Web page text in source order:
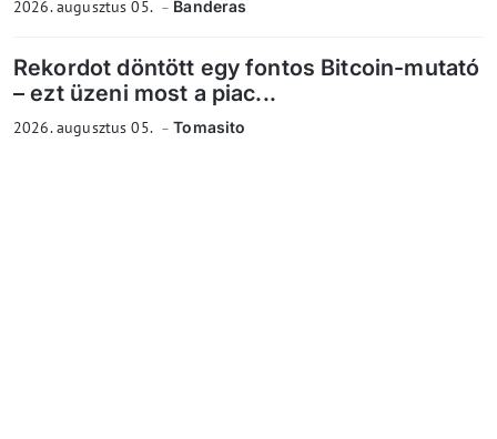
2026. augusztus 05. Banderas
Rekordot döntött egy fontos Bitcoin-mutató
– ezt üzeni most a piac...
2026. augusztus 05. Tomasito